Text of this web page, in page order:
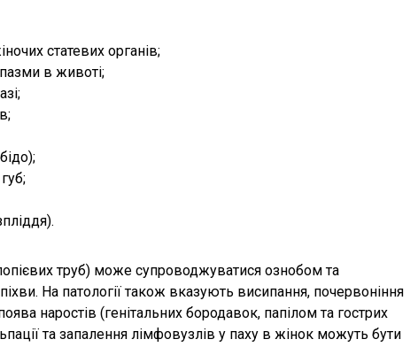
статевих органів;
в животі;
труб) може супроводжуватися ознобом та
На патології також вказують висипання, почервоніння
наростів (генітальних бородавок, папілом та гострих
та запалення лімфовузлів у паху в жінок можуть бути